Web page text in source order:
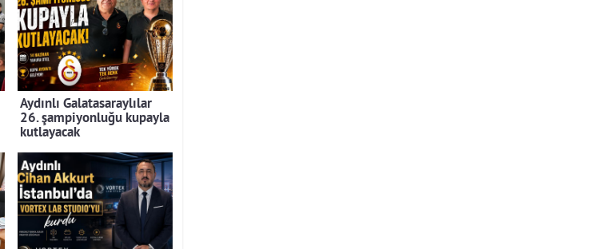
Aydınlı Galatasaraylılar
26. şampiyonluğu kupayla
kutlayacak